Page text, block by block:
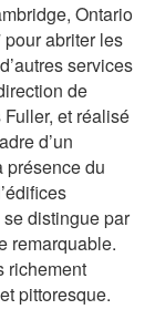
Ontario
abriter les
services
de
et réalisé
d’un
présence du
distingue par
remarquable.
richement
pittoresque.